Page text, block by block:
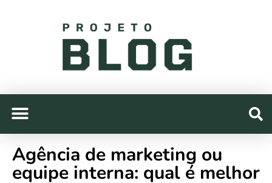
Agência de marketing ou
equipe interna: qual é melhor